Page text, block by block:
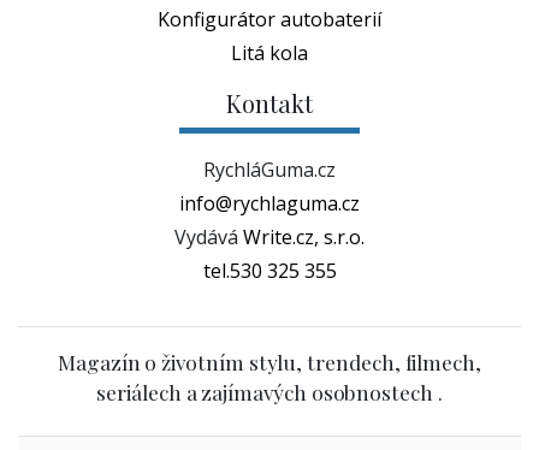
Konfigurátor autobaterií
Litá kola
Kontakt
RychláGuma.cz
info@rychlaguma.cz
Vydává Write.cz, s.r.o.
tel.530 325 355
Magazín o životním stylu, trendech, filmech,
seriálech a zajímavých osobnostech .